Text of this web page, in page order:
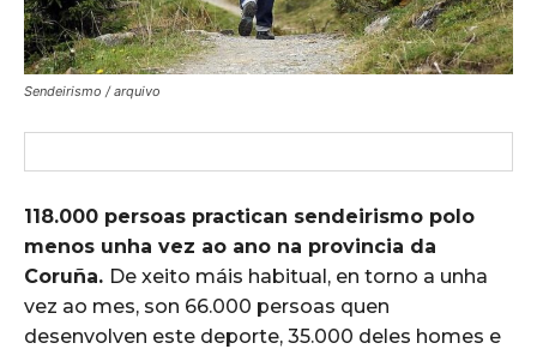
Sendeirismo / arquivo
118.000 persoas practican sendeirismo polo
menos unha vez ao ano na provincia da
Coruña. De xeito máis habitual, en torno a unha
vez ao mes, son 66.000 persoas quen
desenvolven este deporte, 35.000 deles homes e